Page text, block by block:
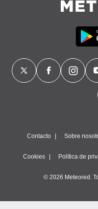
Contacto Sobre
Cookies Política de
© 2026 Meteored.